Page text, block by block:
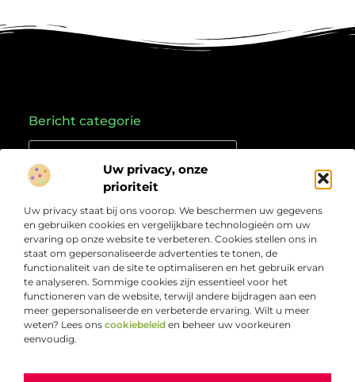
Uw privacy, onze
prioriteit
Uw privacy staat bij ons voorop. We beschermen uw gegevens
en gebruiken cookies en vergelijkbare technologieën om uw
ervaring op onze website te verbeteren. Cookies stellen ons in
staat om gepersonaliseerde advertenties te tonen, de
functionaliteit van de site te optimaliseren en het gebruik ervan
te analyseren. Sommige cookies zijn essentieel voor het
functioneren van de website, terwijl andere bijdragen aan een
meer gepersonaliseerde en verbeterde ervaring. Wilt u meer
weten? Lees ons cookiebeleid en beheer uw voorkeuren
eenvoudig.
Over
Bedrijf
“Jouw bron voor kennis, ideeën en inzichten”
Laat je inspireren door doordachte artikelen, frisse
perspectieven en praktische informatie die je verder
helpen. Welkom bij Webcompleet.nl – dé plek voor wie
verdieping zoekt en vooruit wil.
Onze informatie
Bericht categorie